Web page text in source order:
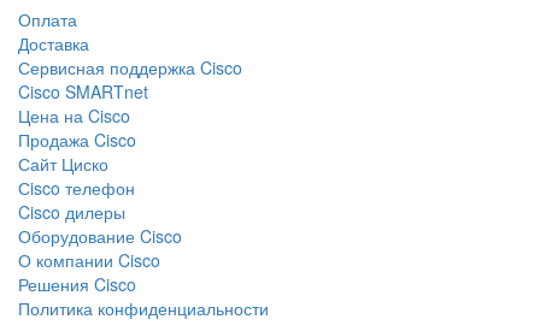
Оплата
Доставка
Сервисная поддержка Cisco
Cisco SMARTnet
Цена на Cisco
Продажа Cisco
Сайт Циско
Сisco телефон
Cisco дилеры
Оборудование Cisco
О компании Cisco
Решения Cisco
Политика конфиденциальности